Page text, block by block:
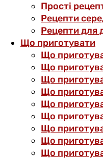
Прості
Рецепти
Рецепти для
Що приготувати
Що
Що
Що
Що
Що
Що
Що
Що
Що